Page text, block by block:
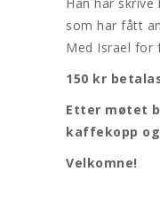
som har fått
Med Israel for
150 kr
Etter møtet
kaffekopp
Velkomne!